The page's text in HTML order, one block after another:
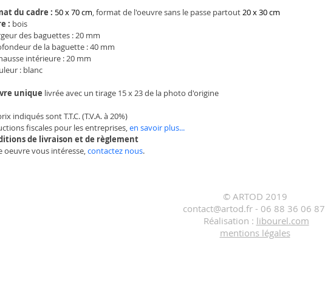
du cadre : 50 x 70 cm, format de l'oeuvre sans le passe partout 20 x 30 cm
: bois
des baguettes : 20 mm
de la baguette : 40 mm
intérieure : 20 mm
: blanc
unique livrée avec un tirage 15 x 23 de la photo d'origine
indiqués sont T.T.C. (T.V.A. à 20%)
fiscales pour les entreprises, en savoir plus...
de livraison et de règlement
oeuvre vous intéresse, contactez nous.
© ARTOD 2019
contact@artod.fr- 06 88 36 06 87
Réalisation : libourel.com
mentions légales